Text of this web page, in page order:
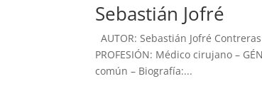
Sebastián Jofré
AUTOR: Sebastián Jofré
PROFESIÓN: Médico cirujano –
común – Biografía:...